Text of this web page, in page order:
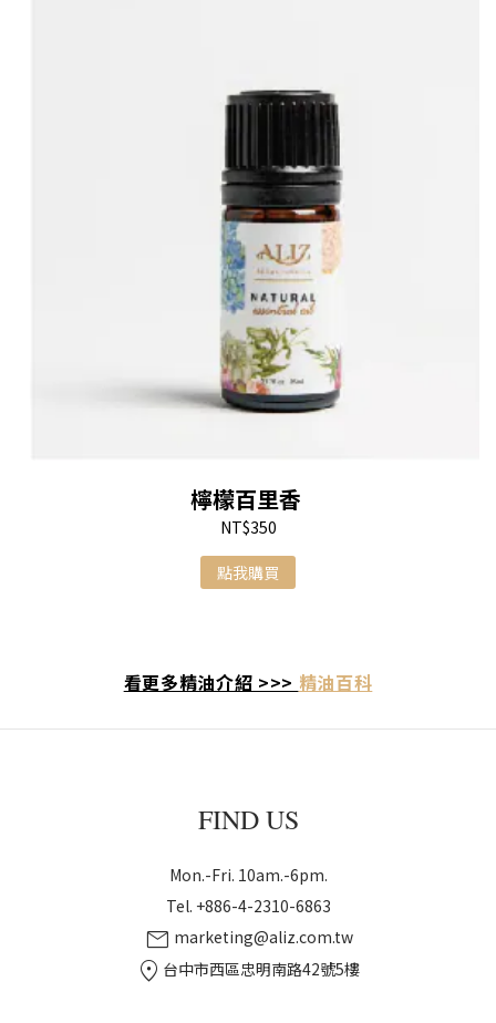
檸檬百里香
NT$350
點我購買
看更多精油介紹 >>> 精油百科
FIND US
Mon.-Fri. 10am.-6pm.
Tel. +886-4-2310-6863
mail marketing@aliz.com.tw
location_on 台中市西區忠明南路42號5樓